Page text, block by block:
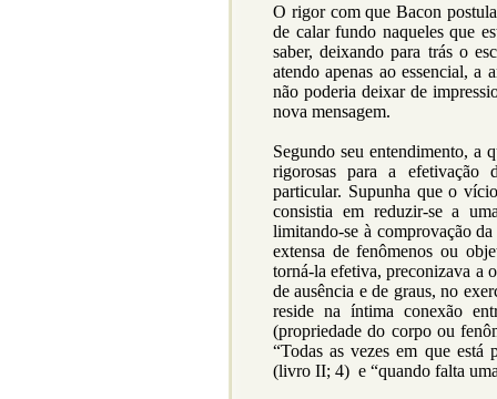
O rigor com que Bacon
de calar fundo naqueles que
saber, deixando para trás o
atendo apenas ao essencial, a
não poderia deixar de
nova mensagem.
Segundo seu entendimento, a
rigorosas para a efetivação
particular. Supunha que o
consistia em reduzir-se a
limitando-se à comprovação
extensa de fenômenos ou
torná-la efetiva, preconizava a
de ausência e de graus, no
reside na íntima conexão
(propriedade do corpo ou
“Todas as vezes em que está
(livro II; 4) e “quando falta